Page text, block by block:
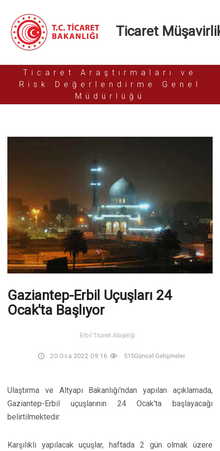
Ticaret
Ticaret Araştırmaları ve
Risk Değerlendirme Genel
Müdürlüğü
Gaziantep-Erbil Uçuşları 24
Ocak'ta Başlıyor
Erbil Ticaret Ataşeliği
20 Oca 2022 09:16 515Güncel Gelişmeler
Ulaştırma ve Altyapı Bakanlığı'ndan yapılan açıklamada,
Gaziantep-Erbil uçuşlarının 24 Ocak'ta başlayacağı
belirtilmektedir.
Karşılıklı yapılacak uçuşlar, haftada 2 gün olmak üzere